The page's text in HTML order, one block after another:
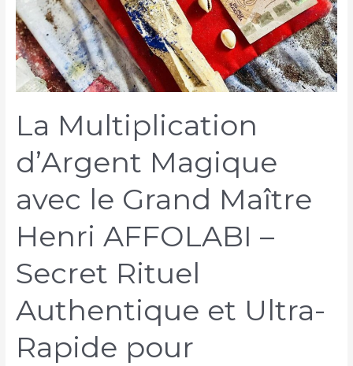
La Multiplication
d’Argent Magique
avec le Grand Maître
Henri AFFOLABI –
Secret Rituel
Authentique et Ultra-
Rapide pour